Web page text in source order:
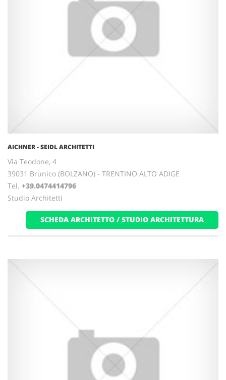
AICHNER - SEIDL ARCHITETTI
Via Teodone, 4
39031 Brunico (BOLZANO) - TRENTINO ALTO ADIGE
Tel. +39.0474414796
Studio Architetti
SCHEDA ARCHITETTO / STUDIO ARCHITETTURA